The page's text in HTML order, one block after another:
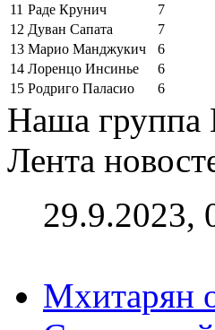
11 Раде Крунич
7
12 Дуван Сапата
7
13 Марио Манджукич
6
14 Лоренцо Инсинье
6
15 Родриго Паласио 6
Наша группа
Лента
29.9.2023,
Мхитарян